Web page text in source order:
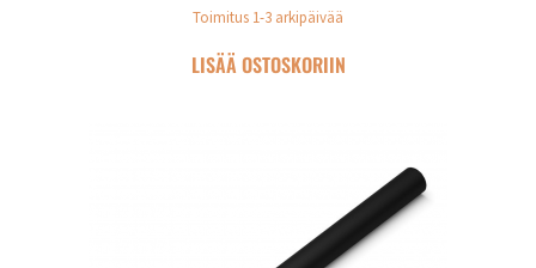
Toimitus 1-3 arkipäivää
LISÄÄ OSTOSKORIIN